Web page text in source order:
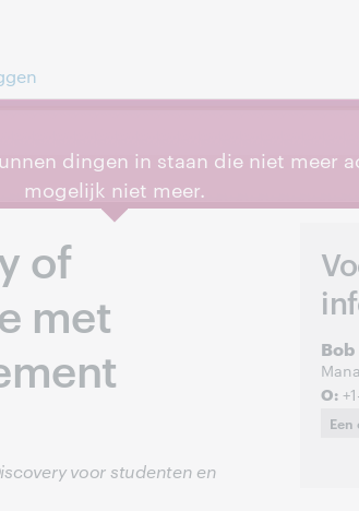
dingen in staan die niet meer
mogelijk niet meer.
of
met
voor studenten en
O: